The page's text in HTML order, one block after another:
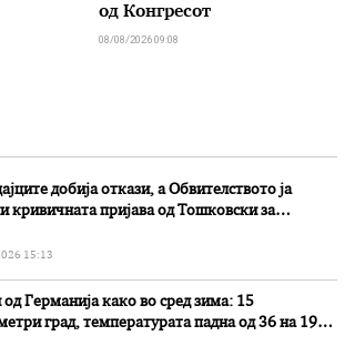
од Конгресот
08/08/2026 09:08
добија откази, а Обвителството ја
кривичната пријава од Тошковски за
15:13
Германија како во сред зима: 15
град, температурата падна од 36 на 19